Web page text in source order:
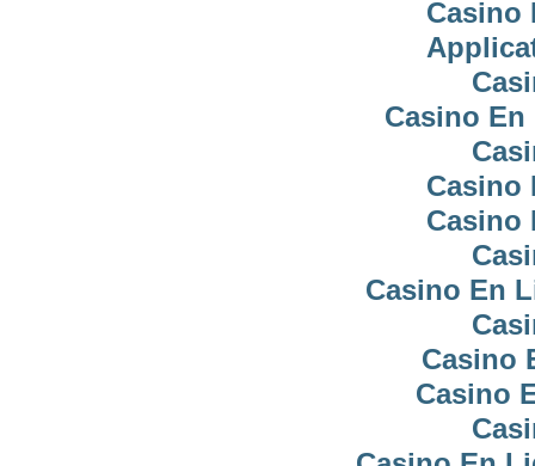
Casino
Casino En
Casino
Casino
Casino En
Casino
Casino